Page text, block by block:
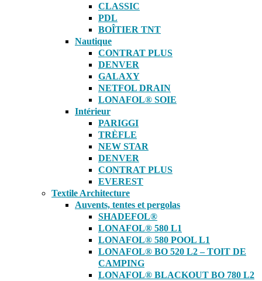
CLASSIC
PDL
BOÎTIER TNT
Nautique
CONTRAT PLUS
DENVER
GALAXY
NETFOL DRAIN
LONAFOL® SOIE
Intérieur
PARIGGI
TRÈFLE
NEW STAR
DENVER
CONTRAT PLUS
EVEREST
Textile Architecture
Auvents, tentes et pergolas
SHADEFOL®
LONAFOL® 580 L1
LONAFOL® 580 POOL L1
LONAFOL® BO 520 L2 – TOIT DE
CAMPING
LONAFOL® BLACKOUT BO 780 L2